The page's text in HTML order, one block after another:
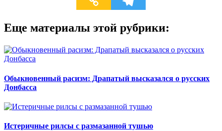
Еще материалы этой рубрики:
Обыкновенный расизм: Драпатый высказался о русских
Донбасса
Истеричные рилсы с размазанной тушью